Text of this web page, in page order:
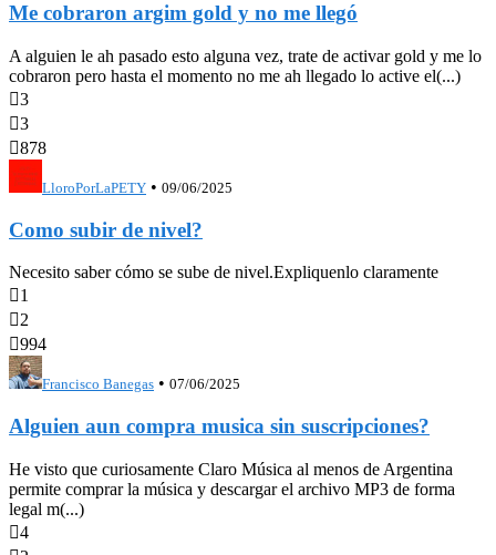
Me cobraron argim gold y no me llegó
A alguien le ah pasado esto alguna vez, trate de activar gold y me lo
cobraron pero hasta el momento no me ah llegado lo active el(...)
3
3
878
LloroPorLaPETY • 09/06/2025
Como subir de nivel?
Necesito saber cómo se sube de nivel.Expliquenlo claramente
1
2
994
Francisco Banegas • 07/06/2025
Alguien aun compra musica sin suscripciones?
He visto que curiosamente Claro Música al menos de Argentina
permite comprar la música y descargar el archivo MP3 de forma
legal m(...)
4